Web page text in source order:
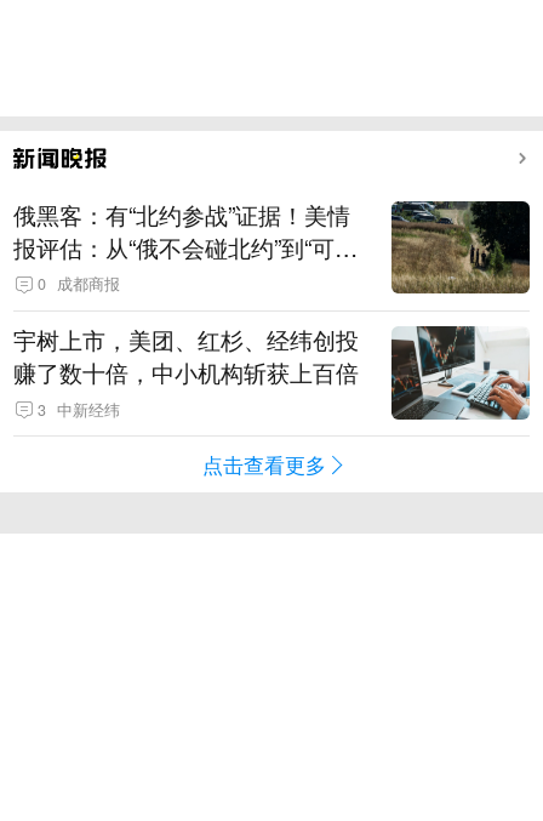
俄黑客：有“北约参战”证据！美情
报评估：从“俄不会碰北约”到“可能
发动有限攻击”
0 成都商报
宇树上市，美团、红杉、经纬创投
赚了数十倍，中小机构斩获上百倍
3 中新经纬
点击查看更多